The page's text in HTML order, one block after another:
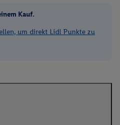
Kauf.
um direkt Lidl Punkte zu